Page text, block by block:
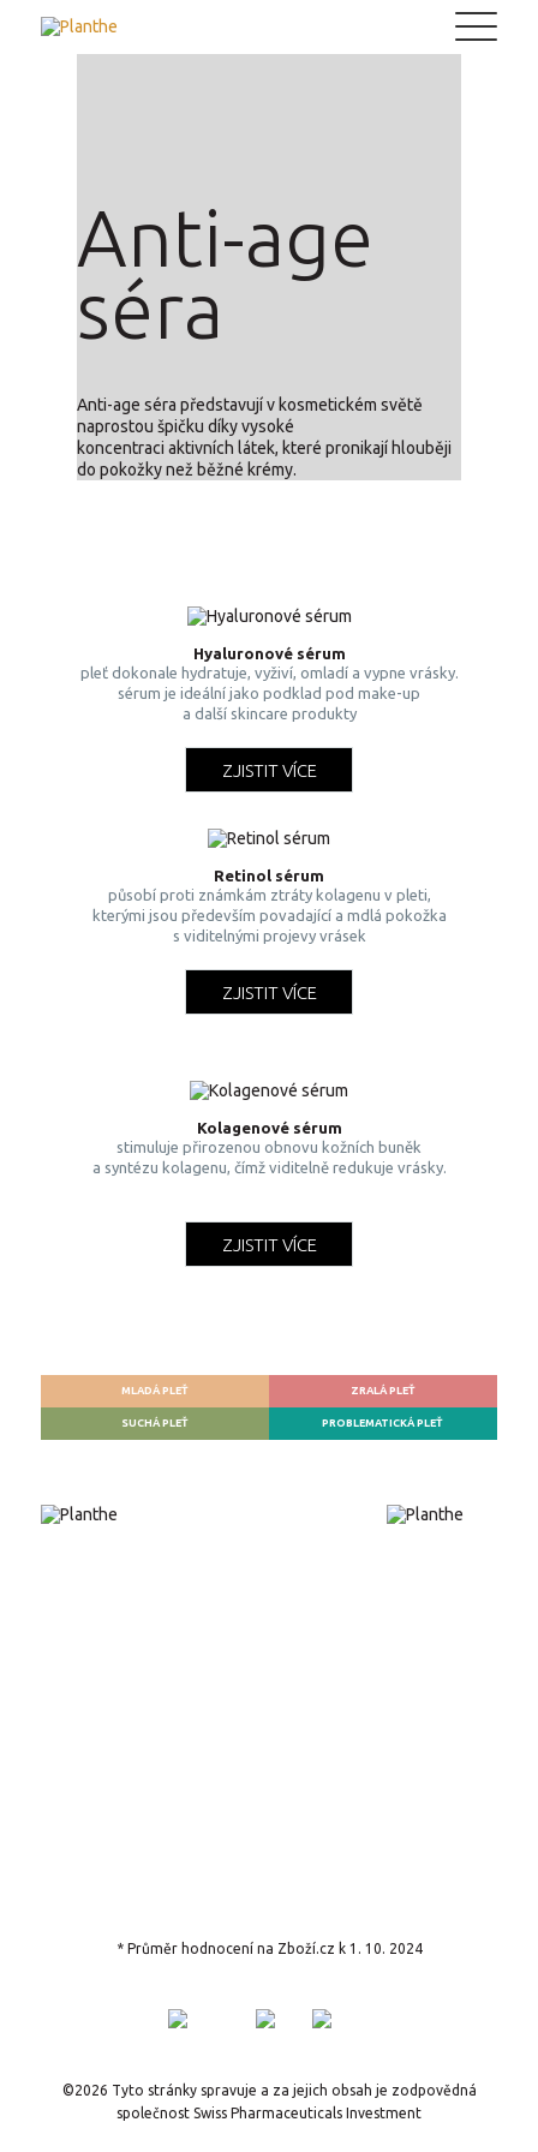
Anti-age
séra
Anti-age séra představují v kosmetickém světě
naprostou špičku díky vysoké
koncentraci aktivních látek, které pronikají hlouběji
do pokožky než běžné krémy.
Hyaluronové sérum
pleť dokonale hydratuje, vyživí, omladí a vypne vrásky.
sérum je ideální jako podklad pod make-up
a další skincare produkty
ZJISTIT VÍCE
Retinol sérum
působí proti známkám ztráty kolagenu v pleti,
kterými jsou především povadající a mdlá pokožka
s viditelnými projevy vrásek
ZJISTIT VÍCE
Kolagenové sérum
stimuluje přirozenou obnovu kožních buněk
a syntézu kolagenu, čímž viditelně redukuje vrásky.
ZJISTIT VÍCE
MLADÁ PLEŤ ZRALÁ PLEŤ
SUCHÁ PLEŤ PROBLEMATICKÁ PLEŤ
* Průměr hodnocení na Zboží.cz k 1. 10. 2024
©2026 Tyto stránky spravuje a za jejich obsah je zodpovědná
společnost Swiss Pharmaceuticals Investment